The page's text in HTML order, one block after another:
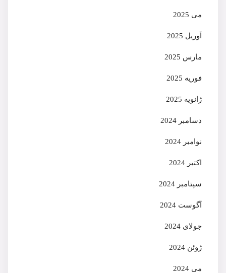
می 2025
آوریل 2025
مارس 2025
فوریه 2025
ژانویه 2025
دسامبر 2024
نوامبر 2024
اکتبر 2024
سپتامبر 2024
آگوست 2024
جولای 2024
ژوئن 2024
می 2024